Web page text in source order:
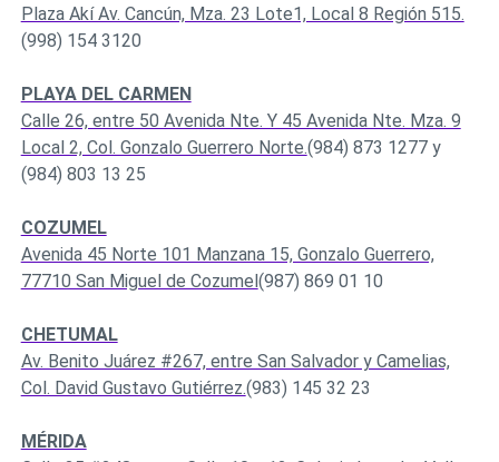
Plaza Akí Av. Cancún, Mza. 23 Lote1, Local 8 Región 515.
(998) 154 3120
PLAYA DEL CARMEN
Calle 26, entre 50 Avenida Nte. Y 45 Avenida Nte. Mza. 9
Local 2, Col. Gonzalo Guerrero Norte.(984) 873 1277 y
(984) 803 13 25
COZUMEL
Avenida 45 Norte 101 Manzana 15, Gonzalo Guerrero,
77710 San Miguel de Cozumel (987) 869 01 10
CHETUMAL
Av. Benito Juárez #267, entre San Salvador y Camelias,
Col. David Gustavo Gutiérrez.(983) 145 32 23
MÉRIDA